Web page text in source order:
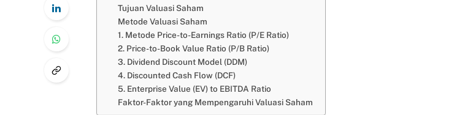
Tujuan Valuasi Saham
Metode Valuasi Saham
1. Metode Price-to-Earnings Ratio (P/E Ratio)
2. Price-to-Book Value Ratio (P/B Ratio)
3. Dividend Discount Model (DDM)
4. Discounted Cash Flow (DCF)
5. Enterprise Value (EV) to EBITDA Ratio
Faktor-Faktor yang Mempengaruhi Valuasi Saham